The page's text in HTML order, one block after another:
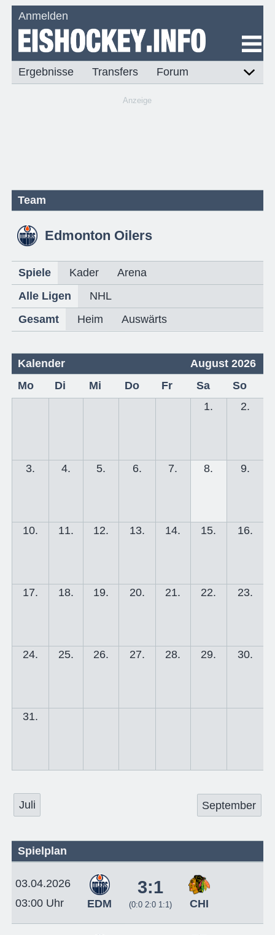
Anmelden
Ergebnisse Transfers Forum
Anzeige
Team
Edmonton Oilers
Spiele Kader
Arena
Alle Ligen
NHL
Gesamt
Heim Auswärts
Kalender
August 2026
Mo
Di Mi Do Fr Sa
So
1.
2.
3. 4. 5. 6. 7. 8. 9.
10. 11. 12. 13. 14. 15. 16.
17. 18. 19. 20. 21. 22. 23.
24. 25. 26. 27. 28. 29. 30.
31.
Juli September
Spielplan
03.04.2026
03:00 Uhr
EDM
3:1
(0:0 2:0 1:1) CHI